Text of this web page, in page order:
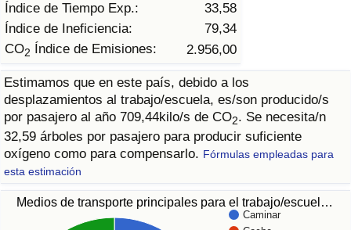
Índice de Tiempo Exp.:
33,58
Índice de Ineficiencia:
79,34
CO2 Índice de Emisiones: 2.956,00
Estimamos que en este país, debido a los
desplazamientos al trabajo/escuela, es/son producido/s
por pasajero al año 709,44kilo/s de CO2. Se necesita/n
32,59 árboles por pasajero para producir suficiente
oxígeno como para compensarlo. Fórmulas empleadas para
esta estimación
Medios de transporte principales para el trabajo/escuel…
Caminar
Índice de costo de vida por país
en aqaba
Índice de Precios de Inmuebles por País
Índice de calidad de vida por país
Delincuencia
Calificación del Índice de Criminalidad
(Actual)
Índice de Criminalidad
Índice de criminalidad por país